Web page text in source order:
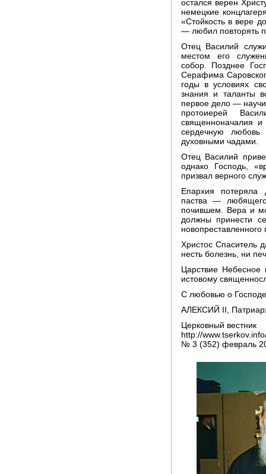
остался верен
немецкие
«Стойкость в вере
— любил повторять
Отец Василий
местом его
собор. Позднее
Серафима
годы в условиях
знания и таланты
первое дело —
протоиерей
священноначалия
сердечную
духовными чадами.
Отец Василий
однако Господь,
призвал верного
Епархия потеряла
паства —
почившем. Вера и
должны принести
Христос Спаситель
несть болезнь, ни
Царствие Небесное
истовому
С любовью о
АЛЕКСИЙ II,
Церковный вестник
http://
№ 3 (352) февраль